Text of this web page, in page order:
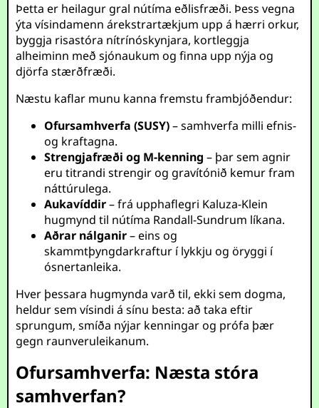
Þetta er heilagur gral nútíma eðlisfræði. Þess vegna
ýta vísindamenn árekstrartækjum upp á hærri orkur,
byggja risastóra nítrínóskynjara, kortleggja
alheiminn með sjónaukum og finna upp nýja og
djörfa stærðfræði.
Næstu kaflar munu kanna fremstu frambjóðendur:
Ofursamhverfa (SUSY)– samhverfa milli efnis-
og kraftagna.
Strengjafræði og M-kenning – þar sem agnir
eru titrandi strengir og gravítónið kemur fram
náttúrulega.
Aukavíddir– frá upphaflegri Kaluza-Klein
hugmynd til nútíma Randall-Sundrum líkana.
Aðrar nálganir– eins og
skammtþyngdarkraftur í lykkju og öryggi í
ósnertanleika.
Hver þessara hugmynda varð til, ekki sem dogma,
heldur sem vísindi á sínu besta: að taka eftir
sprungum, smíða nýjar kenningar og prófa þær
gegn raunveruleikanum.
Ofursamhverfa: Næsta stóra
samhverfan?